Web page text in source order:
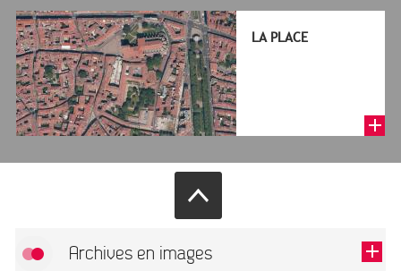
LA PLACE
Archives en images